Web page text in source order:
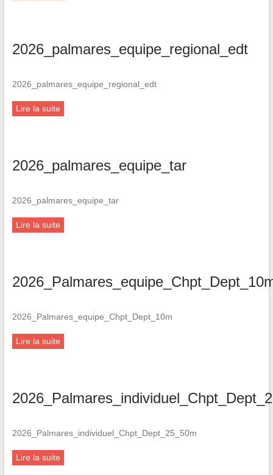
2026_palmares_equipe_regional_edt
2026_palmares_equipe_regional_edt
Lire la suite
2026_palmares_equipe_tar
2026_palmares_equipe_tar
Lire la suite
2026_Palmares_equipe_Chpt_Dept_10m
Lire la suite
2026_Palmares_individuel_Chpt_Dept_25_50m
Lire la suite